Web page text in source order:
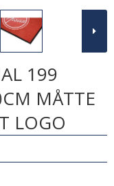
199
MÅTTE
LOGO